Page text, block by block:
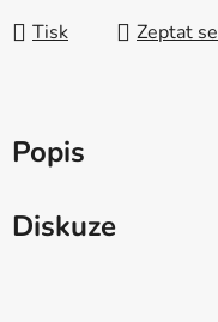
Tisk Zeptat se
Popis
Diskuze